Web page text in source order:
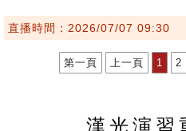
直播時間：2026/07/07 09:30
第一頁 上一頁 1 2
漢光演習